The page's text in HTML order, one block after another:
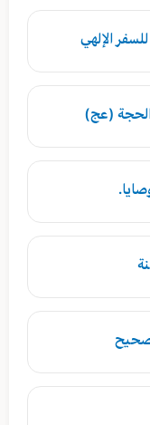
الإلهي
(عج)